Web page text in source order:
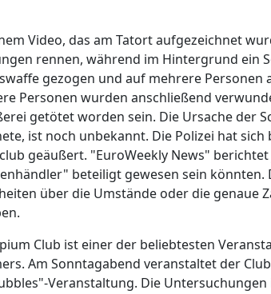
Video, das am Tatort aufgezeichnet
rennen, während im Hintergrund ein
gezogen und auf mehrere Personen
Personen wurden anschließend
getötet worden sein. Die Ursache der
ist noch unbekannt. Die Polizei hat
geäußert. "EuroWeekly News"
beteiligt gewesen sein könnten.
über die Umstände oder die genaue
Club ist einer der beliebtesten
Am Sonntagabend veranstaltet der
Veranstaltung. Die Untersuchungen